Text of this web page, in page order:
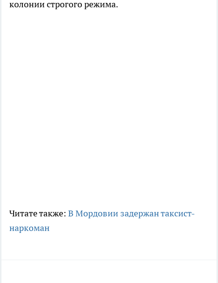
колонии строгого режима.
Читате также: В Мордовии задержан таксист-
наркоман